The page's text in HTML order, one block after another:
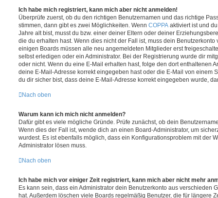
Ich habe mich registriert, kann mich aber nicht anmelden!
Überprüfe zuerst, ob du den richtigen Benutzernamen und das richtige
stimmen, dann gibt es zwei Möglichkeiten. Wenn COPPA aktiviert ist und
Jahre alt bist, musst du bzw. einer deiner Eltern oder deiner
die du erhalten hast. Wenn dies nicht der Fall ist, muss dein
einigen Boards müssen alle neu angemeldeten Mitglieder erst
selbst erledigen oder ein Administrator. Bei der Registrierung wurde dir
oder nicht. Wenn du eine E-Mail erhalten hast, folge den dort enthaltenen
deine E-Mail-Adresse korrekt eingegeben hast oder die E-Mail von einem
du dir sicher bist, dass deine E-Mail-Adresse korrekt eingegeben wurde,
Nach oben
Warum kann ich mich nicht anmelden?
Dafür gibt es viele mögliche Gründe. Prüfe zunächst, ob dein
Wenn dies der Fall ist, wende dich an einen Board-Administrator, um
wurdest. Es ist ebenfalls möglich, dass ein Konfigurationsproblem mit der
Administrator lösen muss.
Nach oben
Ich habe mich vor einiger Zeit registriert, kann mich aber nicht mehr
Es kann sein, dass ein Administrator dein Benutzerkonto aus verschieden
hat. Außerdem löschen viele Boards regelmäßig Benutzer, die für längere